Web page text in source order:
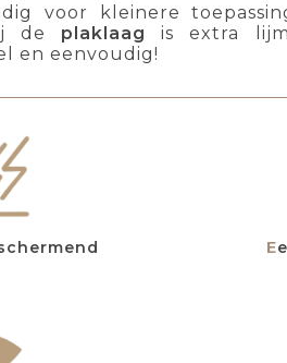
voor kleinere
de plaklaag
is extra
en eenvoudig!